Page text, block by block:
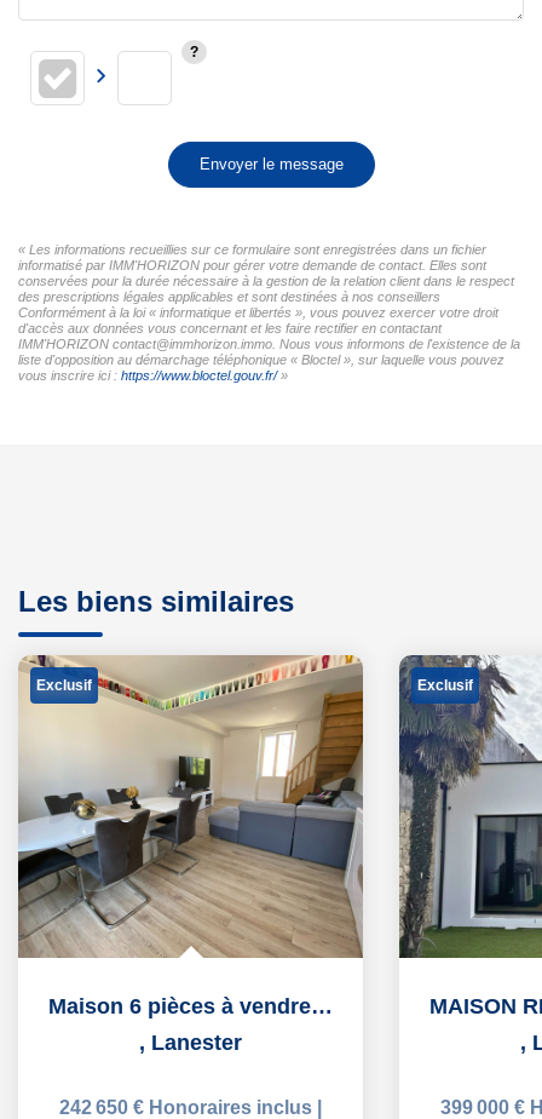
Envoyer le message
« Les informations recueillies sur ce formulaire sont enregistrées dans un fichier
informatisé par IMM'HORIZON pour gérer votre demande de contact. Elles sont
conservées pour la durée nécessaire à la gestion de la relation client dans le respect
des prescriptions légales applicables et sont destinées à nos conseillers
Conformément à la loi « informatique et libertés », vous pouvez exercer votre droit
d'accès aux données vous concernant et les faire rectifier en contactant
IMM'HORIZON contact@immhorizon.immo. Nous vous informons de l'existence de la
liste d'opposition au démarchage téléphonique « Bloctel », sur laquelle vous pouvez
vous inscrire ici : https://www.bloctel.gouv.fr/»
Les biens similaires
Exclusif
Maison 6 pièces à vendre à Lanester - Quartier Petit...
, Lanester
242 650 € Honoraires inclus
Exclusif
,
399 000 €